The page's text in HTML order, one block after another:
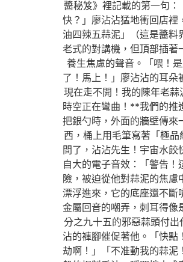
醬秘笈》裡記載的第一句
快？」廖沾沾猛地衝回店裡
油四辣五蒜泥」（這是醬
老式的對講機，但頂部插
養生焦慮的聲音。「喂！
了！馬上！」廖沾沾的耳
現在走不開！我的陳年老
時空正在彎曲！**我們的推
把銀勺時，外面的牆壁傳來
西，桶上用毛筆寫著「極
間了，沾沾先生！宇宙水
自大的電子音效：「警告
險，被迫從他對蒜泥的焦
漂浮進來，它的底座還不斷
金屬回音的嘲弄，刺耳得像
分之九十五的邪惡蒜頭付
沾的褲腳催促著他。「快
劫啊！」「不准動我的蒜泥